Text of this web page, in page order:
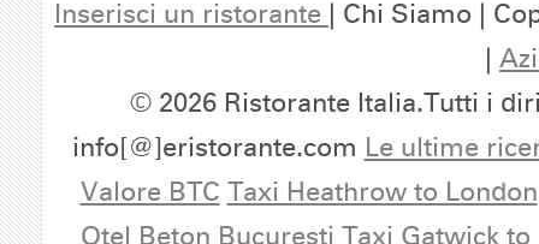
Inserisci un ristorante | Chi Siamo |
|
© 2026 Ristorante Italia.Tutti i
info[@]eristorante.com Le ultime
Valore BTC Taxi Heathrow to London
Otel Beton Bucuresti Taxi Gatwick to